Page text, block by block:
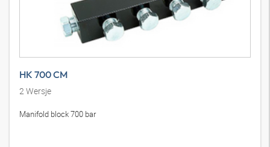
HK 700 CM
2Wersje
Manifold block 700 bar